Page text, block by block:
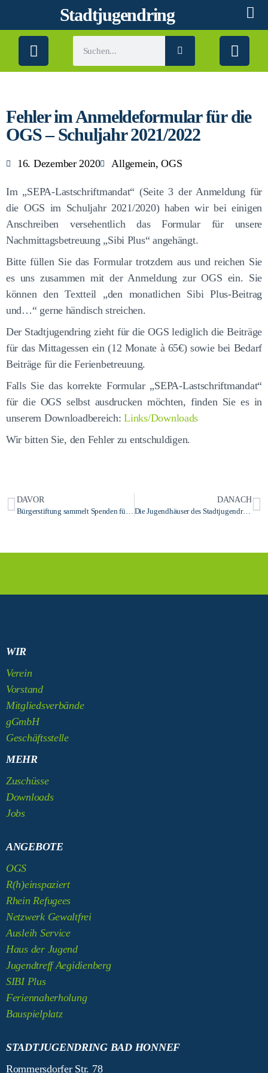
Stadtjugendring
Fehler im Anmeldeformular für die
OGS – Schuljahr 2021/2022
16. Dezember 2020 Allgemein,OGS
Im „SEPA-Lastschriftmandat“ (Seite 3 der Anmeldung für
die OGS im Schuljahr 2021/2020) haben wir bei einigen
Anschreiben versehentlich das Formular für unsere
Nachmittagsbetreuung „Sibi Plus“ angehängt.
Bitte füllen Sie das Formular trotzdem aus und reichen Sie
es uns zusammen mit der Anmeldung zur OGS ein. Sie
können den Textteil „den monatlichen Sibi Plus-Beitrag
und…“ gerne händisch streichen.
Der Stadtjugendring zieht für die OGS lediglich die Beiträge
für das Mittagessen ein (12 Monate à 65€) sowie bei Bedarf
Beiträge für die Ferienbetreuung.
Falls Sie das korrekte Formular „SEPA-Lastschriftmandat“
für die OGS selbst ausdrucken möchten, finden Sie es in
unserem Downloadbereich:Links/Downloads
Wir bitten Sie, den Fehler zu entschuldigen.
DAVOR
Bürgerstiftung sammelt Spenden für Sprachförderung – gemeinsames Programm in den Offenen Ganztagsschulen (OGS) des Stadtjugendrings
DANACH
Die Jugendhäuser des Stadtjugendrings bleiben weiter geschlossen
WIR
Verein
Vorstand
Mitgliedsverbände
gGmbH
Geschäftsstelle
MEHR
Zuschüsse
Downloads
Jobs
ANGEBOTE
OGS
R(h)einspaziert
Rhein Refugees
Netzwerk Gewaltfrei
Ausleih Service
Haus der Jugend
Jugendtreff Aegidienberg
SIBI Plus
Feriennaherholung
Bauspielplatz
STADTJUGENDRING BAD HONNEF
Rommersdorfer Str. 78